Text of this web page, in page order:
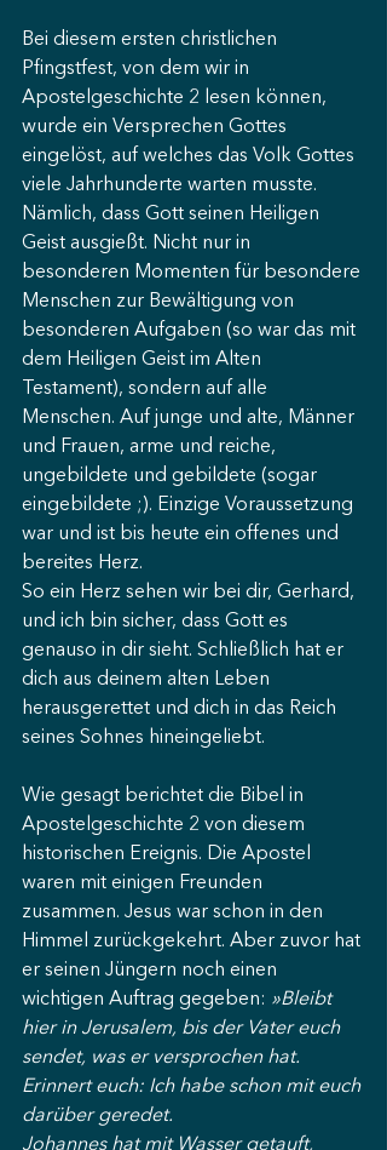
Bei diesem ersten christlichen
Pfingstfest, von dem wir in
Apostelgeschichte 2 lesen können,
wurde ein Versprechen Gottes
eingelöst, auf welches das Volk Gottes
viele Jahrhunderte warten musste.
Nämlich, dass Gott seinen Heiligen
Geist ausgießt. Nicht nur in
besonderen Momenten für besondere
Menschen zur Bewältigung von
besonderen Aufgaben (so war das mit
dem Heiligen Geist im Alten
Testament), sondern auf alle
Menschen. Auf junge und alte, Männer
und Frauen, arme und reiche,
ungebildete und gebildete (sogar
eingebildete ;). Einzige Voraussetzung
war und ist bis heute ein offenes und
bereites Herz.
So ein Herz sehen wir bei dir, Gerhard,
und ich bin sicher, dass Gott es
genauso in dir sieht. Schließlich hat er
dich aus deinem alten Leben
herausgerettet und dich in das Reich
seines Sohnes hineingeliebt.
Wie gesagt berichtet die Bibel in
Apostelgeschichte 2 von diesem
historischen Ereignis. Die Apostel
waren mit einigen Freunden
zusammen. Jesus war schon in den
Himmel zurückgekehrt. Aber zuvor hat
er seinen Jüngern noch einen
wichtigen Auftrag gegeben: »Bleibt
hier in Jerusalem, bis der Vater euch
sendet, was er versprochen hat.
Erinnert euch: Ich habe schon mit euch
darüber geredet.
Johannes hat mit Wasser getauft,